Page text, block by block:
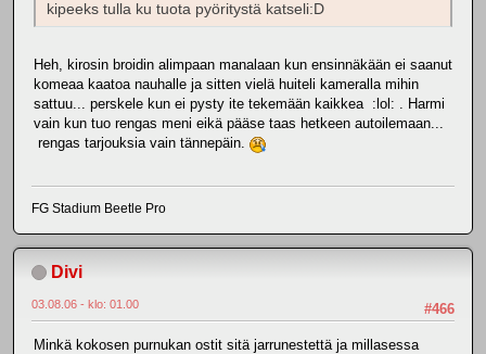
kipeeks tulla ku tuota pyöritystä katseli:D
Heh, kirosin broidin alimpaan manalaan kun ensinnäkään ei saanut
komeaa kaatoa nauhalle ja sitten vielä huiteli kameralla mihin
sattuu... perskele kun ei pysty ite tekemään kaikkea :lol: . Harmi
vain kun tuo rengas meni eikä pääse taas hetkeen autoilemaan...
rengas tarjouksia vain tännepäin.
FG Stadium Beetle Pro
Divi
#466
03.08.06 - klo: 01.00
Minkä kokosen purnukan ostit sitä jarrunestettä ja millasessa